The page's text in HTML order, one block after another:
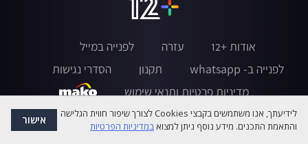
אודות +12 עזרה
לפנייה במייל
לפנייה ב- whatsapp
תקנון
הסדרי נגישות
מדיניות פרטיות ותנאי שימוש
לידיעתך, אנו משתמשים בקבצי Cookies לצורך שיפור חווית הגלישה
והתאמת התכנים. מידע נוסף ניתן למצואבמדיניות הפרטיות אישור